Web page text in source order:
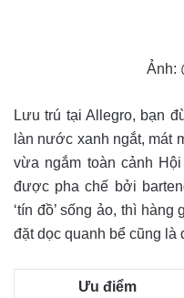
Ảnh:
Lưu trú tại Allegro, bạn
làn nước xanh ngắt, mát
vừa ngắm toàn cảnh
được pha chế bởi
‘tín đồ’ sống ảo, thì hàng
đặt dọc quanh bể cũng là
Ưu điểm